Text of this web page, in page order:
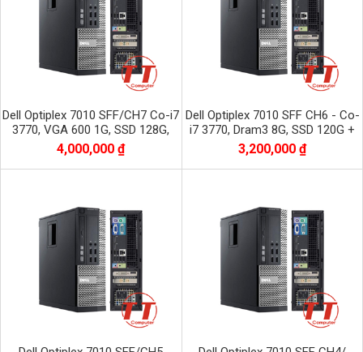
Dell Optiplex 7010 SFF/CH7 Co-i7
3770, VGA 600 1G, SSD 128G,
Dram3 8Gb, HDD 500G
4,000,000 ₫
Dell Optiplex 7010 SFF CH6 - Co-
i7 3770, Dram3 8G, SSD 120G +
HDD 500G
3,200,000 ₫